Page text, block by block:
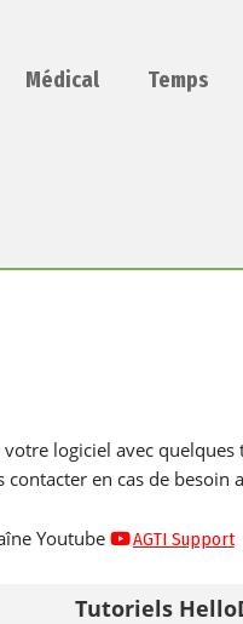
Médical Temps
logiciel avec
contacter en cas de besoin
Youtube AGTI Support
Tutoriels